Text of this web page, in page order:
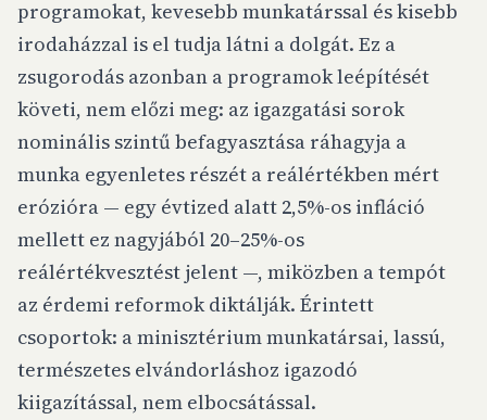
programokat, kevesebb munkatárssal és kisebb
irodaházzal is el tudja látni a dolgát. Ez a
zsugorodás azonban a programok leépítését
követi, nem előzi meg: az igazgatási sorok
nominális szintű befagyasztása ráhagyja a
munka egyenletes részét a reálértékben mért
erózióra — egy évtized alatt 2,5%-os infláció
mellett ez nagyjából 20–25%-os
reálértékvesztést jelent —, miközben a tempót
az érdemi reformok diktálják. Érintett
csoportok: a minisztérium munkatársai, lassú,
természetes elvándorláshoz igazodó
kiigazítással, nem elbocsátással.